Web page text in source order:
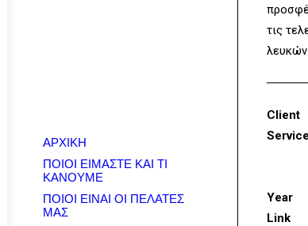
ΑΡΧΙΚΗ
ΠΟΙΟΙ ΕΙΜΑΣΤΕ ΚΑΙ ΤΙ
ΚΑΝΟΥΜΕ
ΠΟΙΟΙ ΕΙΝΑΙ ΟΙ ΠΕΛΑΤΕΣ
ΜΑΣ
τις
Client
Year
Link